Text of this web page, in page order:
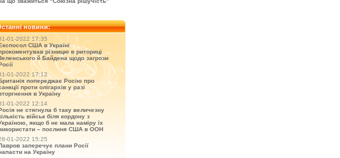
новини:
01-2022 17:35
США в Україні
різницю в риториці
й Байдена щодо загрози
01-2022 17:12
попереджає Росію про
проти олігархів у разі
в Україну
01-2022 12:14
не стягнула б таку величезну
військ біля кордону з
якщо б не мала наміру їх
– послиня США в ООН
01-2022 15:25
заперечує плани Росії
на Україну